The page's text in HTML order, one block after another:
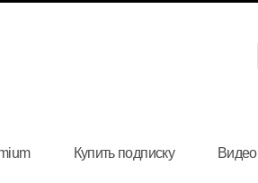
Купить подписку Видео